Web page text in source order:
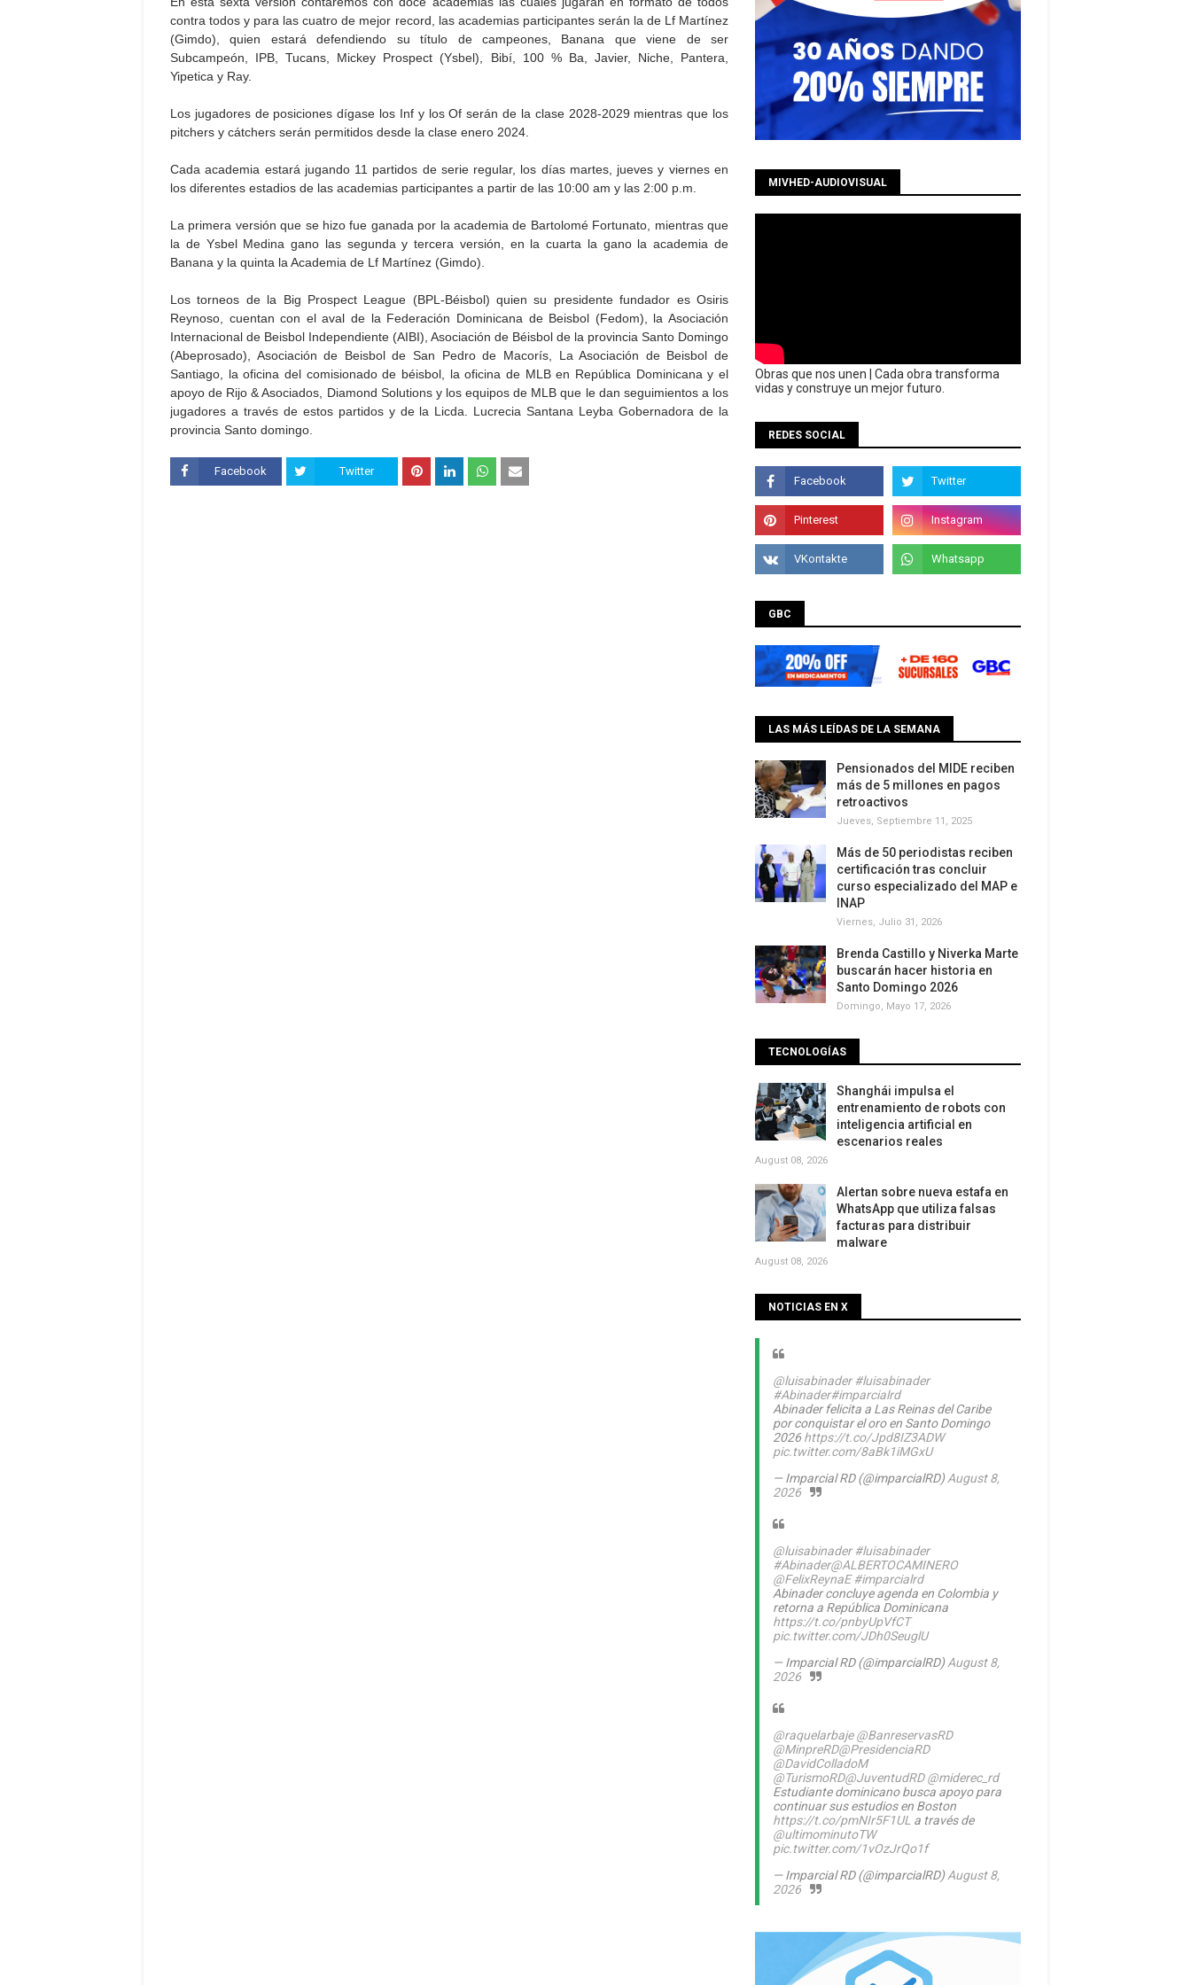
contra todos y para las cuatro de mejor record, las academias participantes serán la de Lf Martínez
(Gimdo), quien estará defendiendo su título de campeones, Banana que viene de ser
Subcampeón, IPB, Tucans, Mickey Prospect (Ysbel), Bibí, 100 % Ba, Javier, Niche, Pantera,
Yipetica y Ray.
Los jugadores de posiciones dígase los Inf y los Of serán de la clase 2028-2029 mientras que los
pitchers y cátchers serán permitidos desde la clase enero 2024.
Cada academia estará jugando 11 partidos de serie regular, los días martes, jueves y viernes en
los diferentes estadios de las academias participantes a partir de las 10:00 am y las 2:00 p.m.
La primera versión que se hizo fue ganada por la academia de Bartolomé Fortunato, mientras que
la de Ysbel Medina gano las segunda y tercera versión, en la cuarta la gano la academia de
Banana y la quinta la Academia de Lf Martínez (Gimdo).
Los torneos de la Big Prospect League (BPL-Béisbol) quien su presidente fundador es Osiris
Reynoso, cuentan con el aval de la Federación Dominicana de Beisbol (Fedom), la Asociación
Internacional de Beisbol Independiente (AIBI), Asociación de Béisbol de la provincia Santo Domingo
(Abeprosado), Asociación de Beisbol de San Pedro de Macorís, La Asociación de Beisbol de
Santiago, la oficina del comisionado de béisbol, la oficina de MLB en República Dominicana y el
apoyo de Rijo & Asociados, Diamond Solutions y los equipos de MLB que le dan seguimientos a los
jugadores a través de estos partidos y de la Licda. Lucrecia Santana Leyba Gobernadora de la
provincia Santo domingo.
Facebook Twitter
MIVHED-AUDIOVISUAL
Obras que nos unen | Cada obra transforma
vidas y construye un mejor futuro.
REDES SOCIAL
GBC
LAS MÁS LEÍDAS DE LA SEMANA
Pensionados del MIDE reciben
más de 5 millones en pagos
retroactivos
Jueves, Septiembre 11, 2025
Más de 50 periodistas reciben
certificación tras concluir
curso especializado del MAP e
INAP
Viernes, Julio 31, 2026
Brenda Castillo y Niverka Marte
buscarán hacer historia en
Santo Domingo 2026
Domingo, Mayo 17, 2026
TECNOLOGÍAS
Shanghái impulsa el
entrenamiento de robots con
inteligencia artificial en
escenarios reales
August 08, 2026
Alertan sobre nueva estafa en
WhatsApp que utiliza falsas
facturas para distribuir
malware
August 08, 2026
NOTICIAS EN X
@luisabinader #luisabinader
#Abinader#imparcialrd
Abinader felicita a Las Reinas del Caribe
por conquistar el oro en Santo Domingo
2026 https://t.co/Jpd8IZ3ADW
pic.twitter.com/8aBk1iMGxU
— Imparcial RD (@imparcialRD)August 8,
2026
@luisabinader #luisabinader
#Abinader@ALBERTOCAMINERO
@FelixReynaE #imparcialrd
Abinader concluye agenda en Colombia y
retorna a República Dominicana
https://t.co/pnbyUpVfCT
pic.twitter.com/JDh0SeuglU
— Imparcial RD (@imparcialRD)August 8,
2026
@raquelarbaje @BanreservasRD
@MinpreRD@PresidenciaRD
@DavidColladoM
@TurismoRD@JuventudRD @miderec_rd
Estudiante dominicano busca apoyo para
continuar sus estudios en Boston
https://t.co/pmNIr5F1UL a través de
@ultimominutoTW
pic.twitter.com/1vOzJrQo1f
— Imparcial RD (@imparcialRD)August 8,
2026